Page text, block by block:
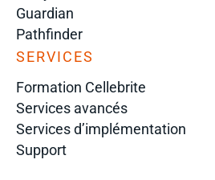
Guardian
Pathfinder
SERVICES
Formation Cellebrite
Services avancés
Services d’implémentation
Support